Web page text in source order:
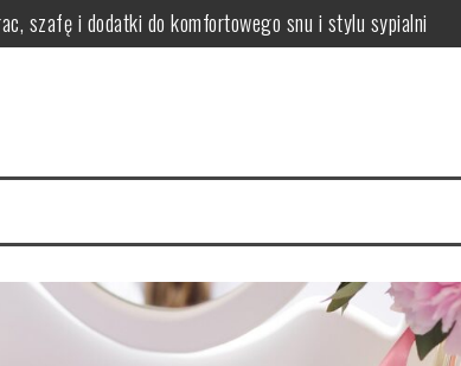
szafę i dodatki do komfortowego snu i stylu sypialni
wskazówki i porady
i łagodzić?
na zdrową skórę